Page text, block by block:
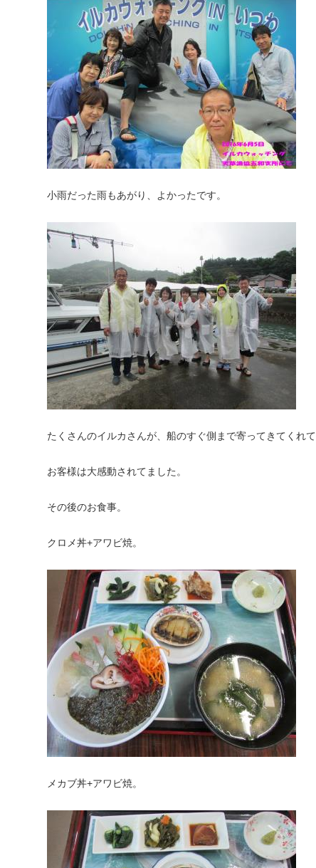
小雨だった雨もあがり、よかったです。
たくさんのイルカさんが、船のすぐ側まで寄ってきてくれて
お客様は大感動されてました。
その後のお食事。
クロメ丼+アワビ焼。
メカブ丼+アワビ焼。